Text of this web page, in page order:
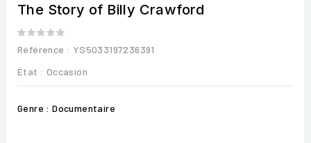
The Story of Billy Crawford
Référence : YS5033197236391
État : Occasion
Genre : Documentaire